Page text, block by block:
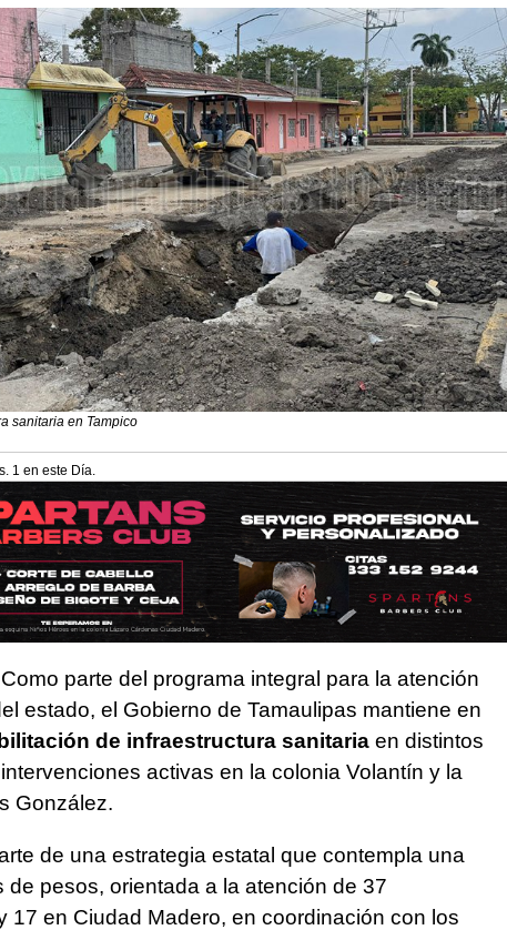
sanitaria en Tampico
1 en este Día.
Como parte del programa integral para la atención
estado, el Gobierno de Tamaulipas mantiene en
de infraestructura sanitaria en distintos
activas en la colonia Volantín y la
González.
de una estrategia estatal que contempla una
de pesos, orientada a la atención de 37
17 en Ciudad Madero, en coordinación con los